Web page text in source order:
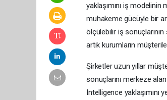
yaklaşımını iş modelinin
muhakeme gücüyle bir
ölçülebilir iş
artık kurumların
Şirketler uzun yıllar
sonuçlarını merkeze
Intelligence yaklaşımını